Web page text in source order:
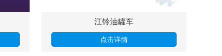
江铃油罐车
点击详情